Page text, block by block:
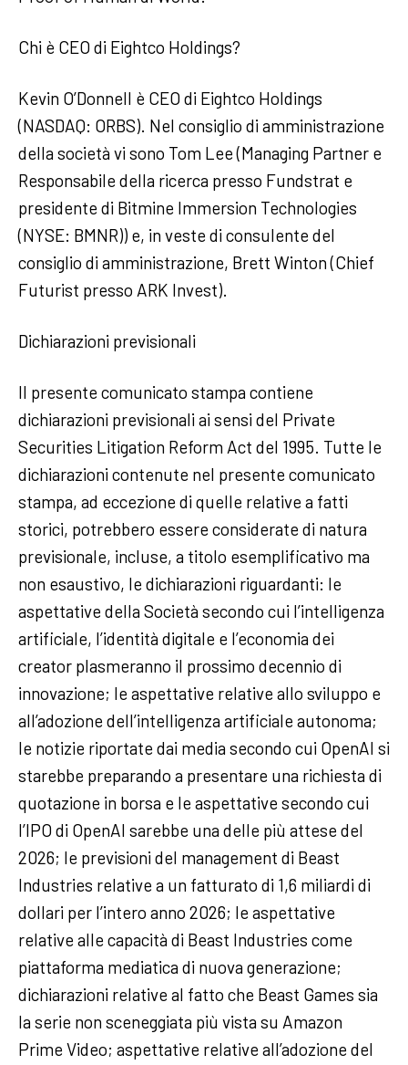
Chi è CEO di Eightco Holdings?
Kevin O’Donnell è CEO di Eightco Holdings
(NASDAQ: ORBS). Nel consiglio di amministrazione
della società vi sono Tom Lee (Managing Partner e
Responsabile della ricerca presso Fundstrat e
presidente di Bitmine Immersion Technologies
(NYSE: BMNR)) e, in veste di consulente del
consiglio di amministrazione, Brett Winton (Chief
Futurist presso ARK Invest).
Dichiarazioni previsionali
Il presente comunicato stampa contiene
dichiarazioni previsionali ai sensi del Private
Securities Litigation Reform Act del 1995. Tutte le
dichiarazioni contenute nel presente comunicato
stampa, ad eccezione di quelle relative a fatti
storici, potrebbero essere considerate di natura
previsionale, incluse, a titolo esemplificativo ma
non esaustivo, le dichiarazioni riguardanti: le
aspettative della Società secondo cui l’intelligenza
artificiale, l’identità digitale e l’economia dei
creator plasmeranno il prossimo decennio di
innovazione; le aspettative relative allo sviluppo e
all’adozione dell’intelligenza artificiale autonoma;
le notizie riportate dai media secondo cui OpenAI si
starebbe preparando a presentare una richiesta di
quotazione in borsa e le aspettative secondo cui
l’IPO di OpenAI sarebbe una delle più attese del
2026; le previsioni del management di Beast
Industries relative a un fatturato di 1,6 miliardi di
dollari per l’intero anno 2026; le aspettative
relative alle capacità di Beast Industries come
piattaforma mediatica di nuova generazione;
dichiarazioni relative al fatto che Beast Games sia
la serie non sceneggiata più vista su Amazon
Prime Video; aspettative relative all’adozione del